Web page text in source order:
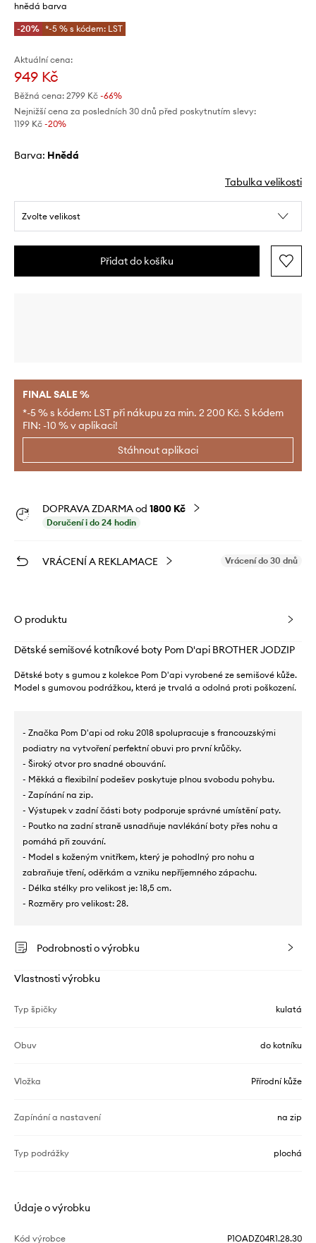
hnědá barva
-20% *-5 % s kódem: LST
Aktuální cena:
949 Kč
Běžná cena: 2799 Kč -66%
Nejnižší cena za posledních 30 dnů před poskytnutím slevy:
1199 Kč -20%
Barva: hnědá
Tabulka velikosti
Zvolte velikost
Přidat do košíku
FINAL SALE %
*-5 % s kódem: LST při nákupu za min. 2 200 Kč. S kódem
FIN: -10 % v aplikaci!
Stáhnout aplikaci
DOPRAVA ZDARMA od 1800 Kč
Doručení i do 24 hodin
VRÁCENÍ A REKLAMACE Vrácení do 30 dnů
O produktu
Dětské semišové kotníkové boty Pom D'api BROTHER JODZIP
Dětské boty s gumou z kolekce Pom D'api vyrobené ze semišové kůže.
Model s gumovou podrážkou, která je trvalá a odolná proti poškození.
- Značka Pom D'api od roku 2018 spolupracuje s francouzskými
podiatry na vytvoření perfektní obuvi pro první krůčky.
- Široký otvor pro snadné obouvání.
- Měkká a flexibilní podešev poskytuje plnou svobodu pohybu.
- Zapínání na zip.
- Výstupek v zadní části boty podporuje správné umístění paty.
- Poutko na zadní straně usnadňuje navlékání boty přes nohu a
pomáhá při zouvání.
- Model s koženým vnitřkem, který je pohodlný pro nohu a
zabraňuje tření, oděrkám a vzniku nepříjemného zápachu.
- Délka stélky pro velikost je: 18,5 cm.
- Rozměry pro velikost: 28.
Podrobnosti o výrobku
Vlastnosti výrobku
Typ špičky kulatá
Obuv do kotníku
Vložka Přírodní kůže
Zapínání a nastavení na zip
Typ podrážky plochá
Údaje o výrobku
Kód výrobce P1OADZ04R1.28.30